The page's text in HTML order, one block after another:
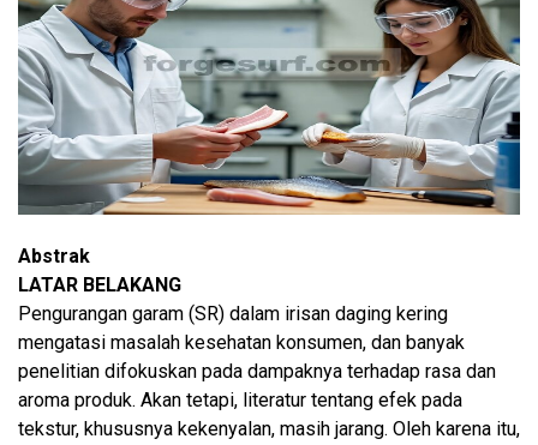
Abstrak
LATAR BELAKANG
Pengurangan garam (SR) dalam irisan daging kering
mengatasi masalah kesehatan konsumen, dan banyak
penelitian difokuskan pada dampaknya terhadap rasa dan
aroma produk. Akan tetapi, literatur tentang efek pada
tekstur, khususnya kekenyalan, masih jarang. Oleh karena itu,